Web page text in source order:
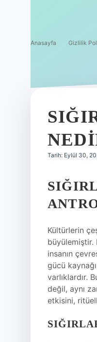
Anasayfa Gizlilik
Tarih: Eylül 30,
Kültürlerin
büyülemiştir.
insanın
gücü
varlıklardır.
değil, aynı
etkisini,